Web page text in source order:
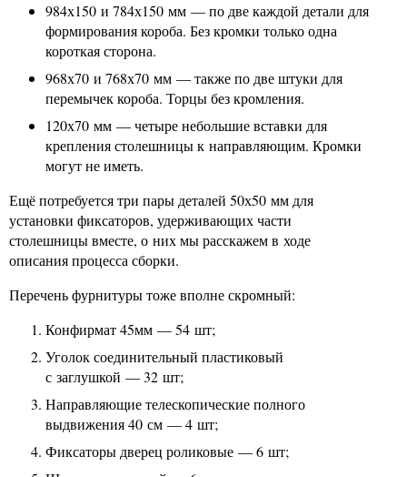
984х150 и 784х150 мм — по две каждой детали для
формирования короба. Без кромки только одна
короткая сторона.
968х70 и 768х70 мм — также по две штуки для
перемычек короба. Торцы без кромления.
120х70 мм — четыре небольшие вставки для
крепления столешницы к направляющим. Кромки
могут не иметь.
Ещё потребуется три пары деталей 50х50 мм для
установки фиксаторов, удерживающих части
столешницы вместе, о них мы расскажем в ходе
описания процесса сборки.
Перечень фурнитуры тоже вполне скромный:
Конфирмат 45мм — 54 шт;
Уголок соединительный пластиковый
с заглушкой — 32 шт;
Направляющие телескопические полного
выдвижения 40 см — 4 шт;
Фиксаторы дверец роликовые — 6 шт;